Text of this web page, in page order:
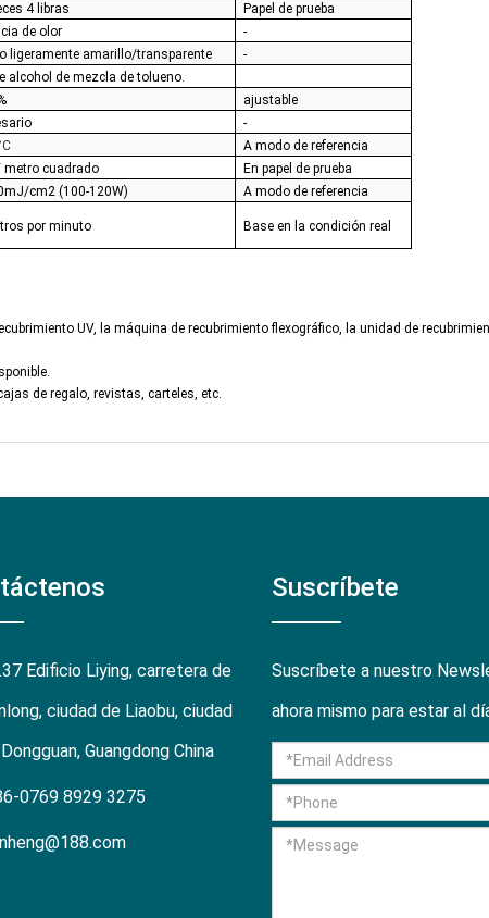
4 libras
Papel de prueba
de olor
-
ligeramente amarillo/transparente
-
alcohol de mezcla de tolueno.
ajustable
-
A modo de referencia
metro cuadrado
En papel de prueba
cm2 (100-120W) A modo de referencia
por minuto Base en la condición real
UV, la máquina de recubrimiento flexográfico, la unidad de
de regalo, revistas, carteles, etc.
Edificio Liying, carretera de
ciudad de Liaobu, ciudad
Guangdong China
0769 8929 3275
Suscríbete
Suscríbete a nuestro
ahora mismo para estar al